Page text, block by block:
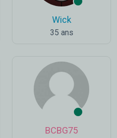
Wick
35 ans
BCBG75